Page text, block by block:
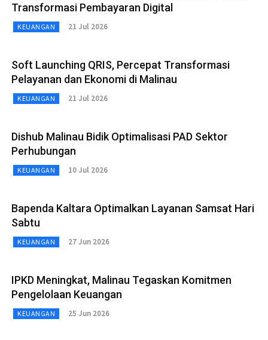
Transformasi Pembayaran Digital
KEUANGAN 21 Jul 2026
Soft Launching QRIS, Percepat Transformasi
Pelayanan dan Ekonomi di Malinau
KEUANGAN 21 Jul 2026
Dishub Malinau Bidik Optimalisasi PAD Sektor
Perhubungan
KEUANGAN 10 Jul 2026
Bapenda Kaltara Optimalkan Layanan Samsat Hari
Sabtu
KEUANGAN 27 Jun 2026
IPKD Meningkat, Malinau Tegaskan Komitmen
Pengelolaan Keuangan
KEUANGAN 25 Jun 2026